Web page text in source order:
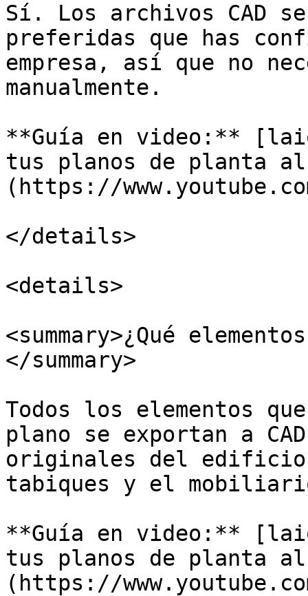
Sí. Los archivos CAD
preferidas que has
empresa, así que no
manualmente.
**Guía en video:**
tus planos de planta
(https://
</details>
<details>
<summary>¿Qué
</summary>
Todos los elementos
plano se exportan a
originales del
tabiques y el
**Guía en video:**
tus planos de planta
(https://